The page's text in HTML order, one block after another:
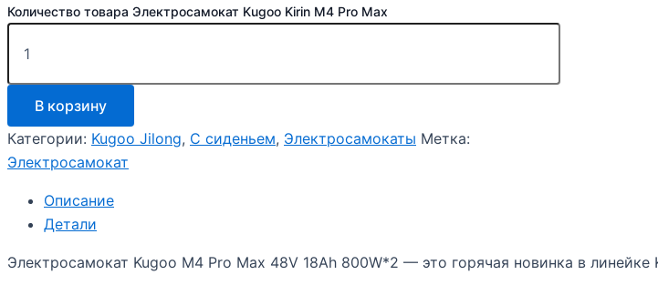
Количество товара Электросамокат Kugoo Kirin M4 Pro Max
В корзину
Категории: Kugoo Jilong, С сиденьем, Электросамокаты Метка:
Электросамокат
Описание
Детали
Электросамокат Kugoo M4 Pro Max 48V 18Ah 800W*2 — это горячая новинка в